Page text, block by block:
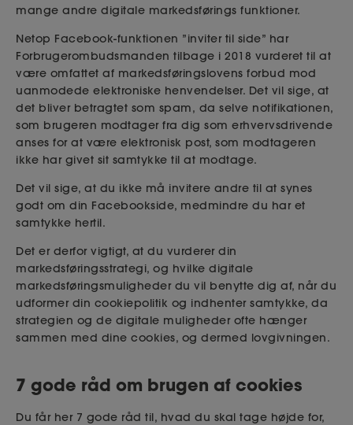
mange andre digitale markedsførings funktioner.
Netop Facebook-funktionen ”inviter til side” har
Forbrugerombudsmanden tilbage i 2018 vurderet til at
være omfattet af markedsføringslovens forbud mod
uanmodede elektroniske henvendelser. Det vil sige, at
det bliver betragtet som spam, da selve notifikationen,
som brugeren modtager fra dig som erhvervsdrivende
anses for at være elektronisk post, som modtageren
ikke har givet sit samtykke til at modtage.
Det vil sige, at du ikke må invitere andre til at synes
godt om din Facebookside, medmindre du har et
samtykke hertil.
Det er derfor vigtigt, at du vurderer din
markedsføringsstrategi, og hvilke digitale
markedsføringsmuligheder du vil benytte dig af, når du
udformer din cookiepolitik og indhenter samtykke, da
strategien og de digitale muligheder ofte hænger
sammen med dine cookies, og dermed lovgivningen.
7 gode råd om brugen af cookies
Du får her 7 gode råd til, hvad du skal tage højde for,